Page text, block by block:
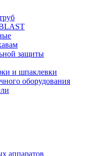
защиты
и шпаклевки
оборудования
аппаратов